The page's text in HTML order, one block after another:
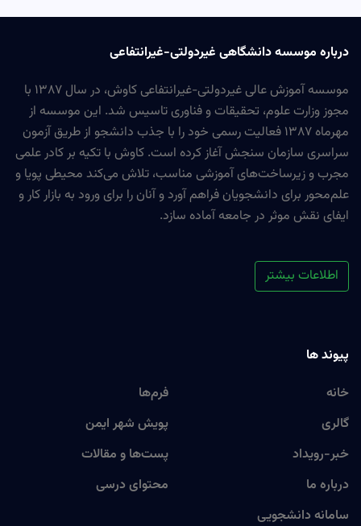
درباره موسسه دانشگاهی غیردولتی-غیرانتفاعی
موسسه آموزش عالی غیردولتی-غیرانتفاعی کاوش، در سال ۱۳۸۷ با
مجوز وزارت علوم، تحقیقات و فناوری تاسیس شد. این موسسه از
مهرماه ۱۳۸۷ فعالیت رسمی خود را با جذب دانشجو از طریق آزمون
سراسری سازمان سنجش آغاز کرده است. کاوش با تکیه بر کادر علمی
مجرب و زیرساخت‌های آموزشی مناسب، تلاش می‌کند محیطی پویا و
علم‌محور برای دانشجویان فراهم آورد و آنان را برای ورود به بازار کار و
ایفای نقش موثر در جامعه آماده سازد.
اطلاعات بیشتر
پیوند ها
خانه
گالری
خبر-رویداد
درباره ما
سامانه دانشجویی
فرم‌ها
پویش شهر ایمن
پست‌ها و مقالات
محتوای درسی